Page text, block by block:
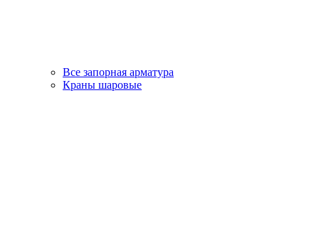
Все запорная арматура
Краны шаровые